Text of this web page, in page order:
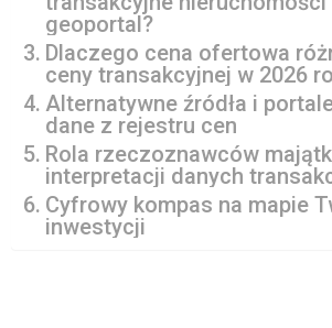
geoportal?
Dlaczego cena ofertowa
ceny transakcyjnej w 2026
Alternatywne źródła i
dane z rejestru cen
Rola rzeczoznawców
interpretacji danych
Cyfrowy kompas na mapie
inwestycji